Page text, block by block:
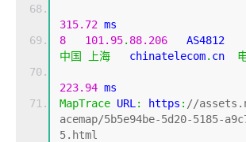
315.72 ms
8
101.95. 88.206
   AS4812
中国
上海
   chinatelecom
. cn
223.94 ms
MapTrace URL : https : //
acemap/5b5e94be-5d20-5185-
5.html